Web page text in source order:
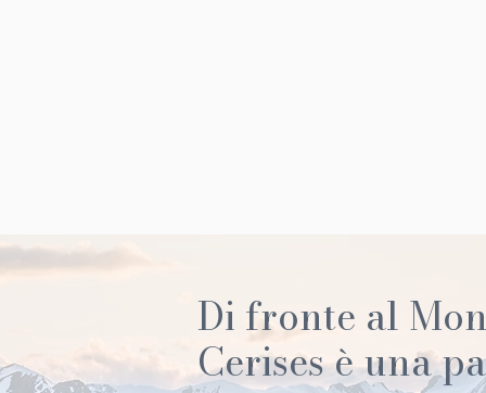
Di fronte al
Cerises è una